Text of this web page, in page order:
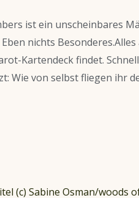
ist ein unscheinbares
nichts
Kartendeck findet.
Wie von selbst fliegen ihr